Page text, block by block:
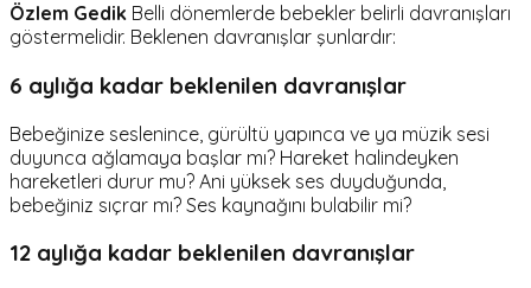
Özlem Gedik Belli dönemlerde bebekler belirli davranışları
göstermelidir. Beklenen davranışlar şunlardır:
6 aylığa kadar beklenilen davranışlar
Bebeğinize seslenince, gürültü yapınca ve ya müzik sesi
duyunca ağlamaya başlar mı? Hareket halindeyken
hareketleri durur mu? Ani yüksek ses duyduğunda,
bebeğiniz sıçrar mı? Ses kaynağını bulabilir mi?
12 aylığa kadar beklenilen davranışlar